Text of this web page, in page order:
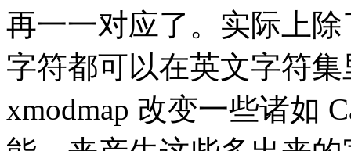
再一一对应了。实际上
字符都可以在英文字符
xmodmap 改变一些诸如